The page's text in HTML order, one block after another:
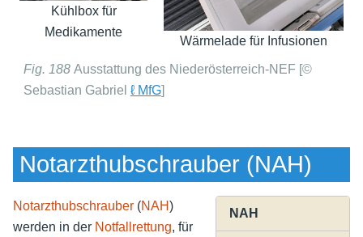
Kühlbox für
Medikamente
Wärmelade für Infusionen
Fig. 188 Ausstattung des Niederösterreich-NEF [©
Sebastian Gabriel ℓ MfG]
Notarzthubschrauber (NAH)
NAH
Notarzthubschrauber (NAH)
werden in der Notfallrettung, für